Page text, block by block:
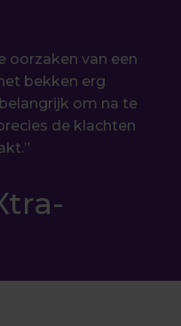
oorzaken van een
bekken erg
om na te
de klachten